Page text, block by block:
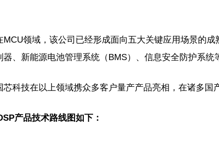
MCU领域，该公司已经形成面向五大关键应用场景的
、新能源电池管理系统（BMS）、信息安全防护系统
科技在以上领域携众多客户量产产品亮相，在诸多国
产品技术路线图如下：